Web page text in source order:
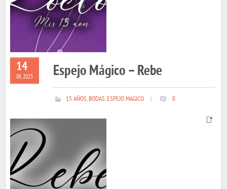
14
06 2025 Espejo Mágico – Rebe
15 AÑOS,BODAS,ESPEJO MAGICO 0